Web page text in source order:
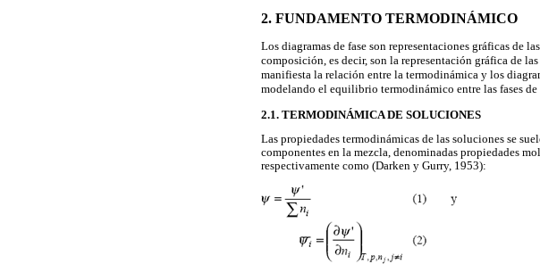
2. FUNDAMENTO TERMODINÁMICO
Los diagramas de fase son representaciones gráficas de
composición, es decir, son la representación gráfica de
manifiesta la relación entre la termodinámica y los
modelando el equilibrio termodinámico entre las fases de
2.1. TERMODINÁMICA DE SOLUCIONES
Las propiedades termodinámicas de las soluciones se
componentes en la mezcla, denominadas propiedades
respectivamente como (Darken y Gurry, 1953):